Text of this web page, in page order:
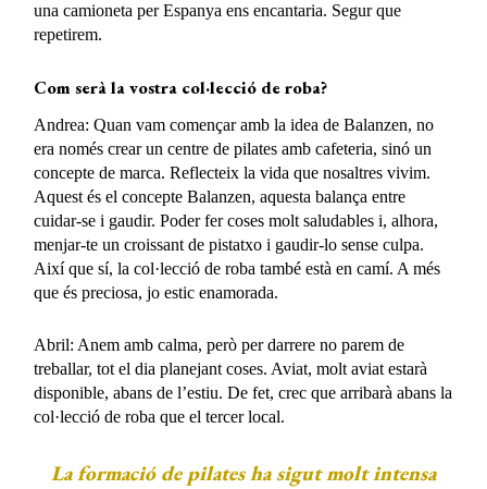
una camioneta per Espanya ens encantaria. Segur que
repetirem.
Com serà la vostra col·lecció de roba?
Andrea: Quan vam començar amb la idea de Balanzen, no
era només crear un centre de pilates amb cafeteria, sinó un
concepte de marca. Reflecteix la vida que nosaltres vivim.
Aquest és el concepte Balanzen, aquesta balança entre
cuidar-se i gaudir. Poder fer coses molt saludables i, alhora,
menjar-te un croissant de pistatxo i gaudir-lo sense culpa.
Així que sí, la col·lecció de roba també està en camí. A més
que és preciosa, jo estic enamorada.
Abril: Anem amb calma, però per darrere no parem de
treballar, tot el dia planejant coses. Aviat, molt aviat estarà
disponible, abans de l’estiu. De fet, crec que arribarà abans la
col·lecció de roba que el tercer local.
La formació de pilates ha sigut molt intensa